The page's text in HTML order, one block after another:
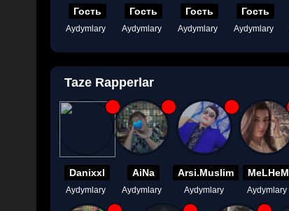
Гость
Aydymlary
Гость
Aydymlary
Гость
Aydymlary
Гость
Aydymlary
Taze Rapperlar
Danixxl
Aydymlary
AiNa
Aydymlary
Arsi.Muslim
Aydymlary
MeLHeM
Aydymlary